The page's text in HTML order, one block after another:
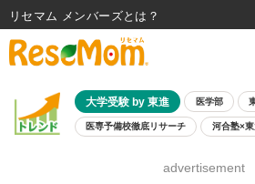
大学受験 by 東進 医学部
医専予備校徹底リサーチ 河合塾×
8月開催学校説明会・相談会
advertisement
リセマム メンバーズ